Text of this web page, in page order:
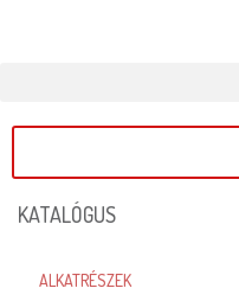
KATALÓGUS
ALKATRÉSZEK